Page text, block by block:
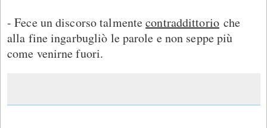
- Fece un discorso talmentecontraddittorioche
alla fine ingarbugliò le parole e non seppe più
come venirne fuori.